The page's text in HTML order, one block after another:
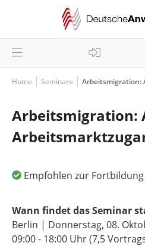
Home Seminare Arbeitsmigration:
Arbeitsmigration:
Empfohlen zur Fortbildung
Wann findet das Seminar
Berlin | Donnerstag, 08.
09:00 - 18:00 Uhr(7,5